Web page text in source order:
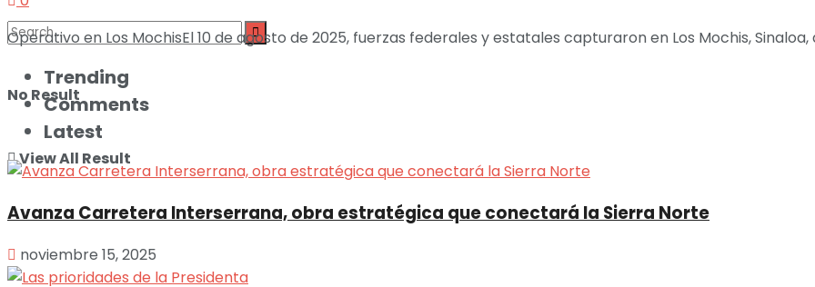
No Result
View All Result
Operativo en Los MochisEl 10 de agosto de 2025, fuerzas federales y estatales capturaron en Los Mochis, Sinaloa,
Trending
Comments
Latest
Avanza Carretera Interserrana, obra estratégica que conectará la Sierra Norte
noviembre 15, 2025